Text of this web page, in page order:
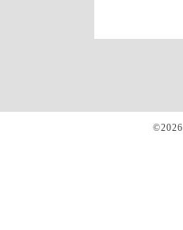
©2026